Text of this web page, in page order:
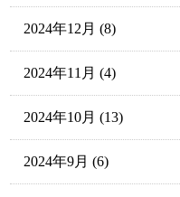
2024年12月 (8)
2024年11月 (4)
2024年10月 (13)
2024年9月 (6)